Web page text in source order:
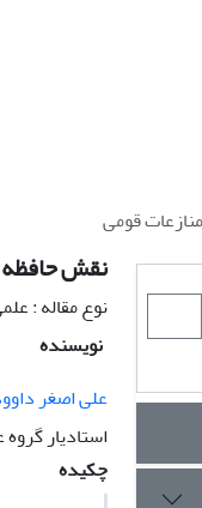
قومى
نقش حافظه
نوع مقاله :
نویسنده
علی اصغر
استادیار
چکیده